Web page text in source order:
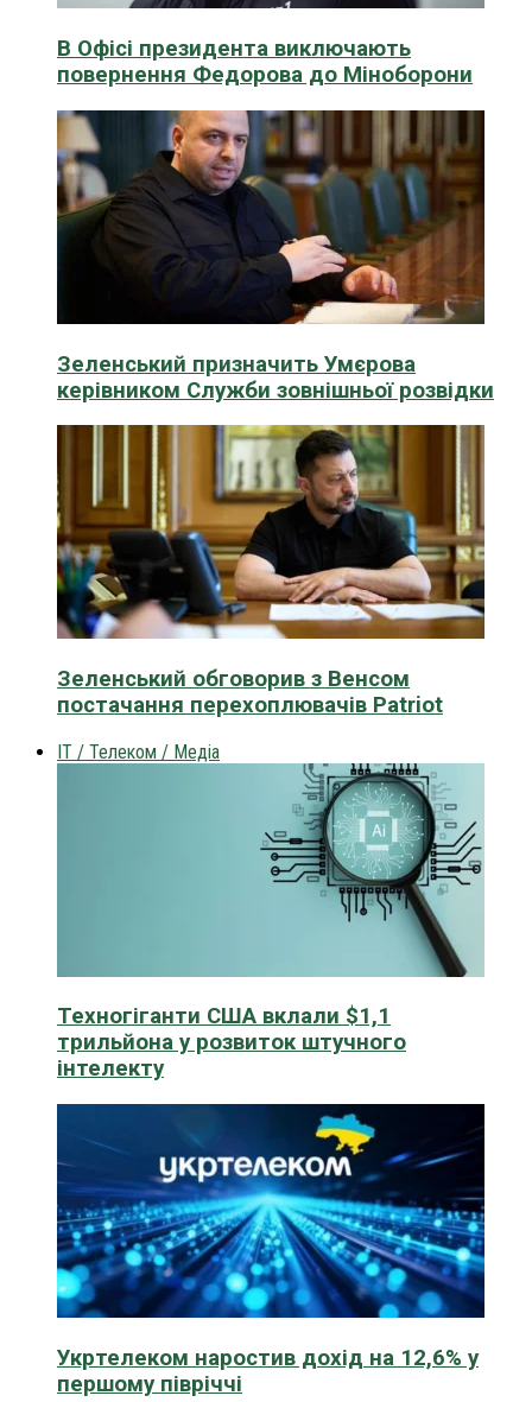
В Офісі президента виключають
повернення Федорова до Міноборони
Зеленський призначить Умєрова
керівником Служби зовнішньої розвідки
Зеленський обговорив з Венсом
постачання перехоплювачів Patriot
IT / Телеком / Медіа
Техногіганти США вклали $1,1
трильйона у розвиток штучного
інтелекту
Укртелеком наростив дохід на 12,6% у
першому півріччі